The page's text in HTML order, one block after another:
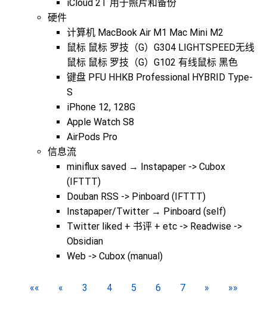
iCloud 2T 用于照片和备份
硬件
计算机 MacBook Air M1 Mac Mini M2
鼠标 鼠标 罗技（G）G304 LIGHTSPEED无线
鼠标 鼠标 罗技（G）G102 有线鼠标 黑色
键盘 PFU HHKB Professional HYBRID Type-
S
iPhone 12, 128G
Apple Watch S8
AirPods Pro
信息流
miniflux saved → Instapaper -> Cubox
(IFTTT)
Douban RSS -> Pinboard (IFTTT)
Instapaper/Twitter → Pinboard (self)
Twitter liked + 书评 + etc -> Readwise ->
Obsidian
Web -> Cubox (manual)
«« « 3 4 5 6 7 » »»